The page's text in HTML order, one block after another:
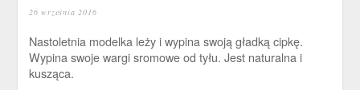
26 września 2016
Nastoletnia modelka leży i wypina swoją gładką cipkę.
Wypina swoje wargi sromowe od tyłu. Jest naturalna i
kusząca.